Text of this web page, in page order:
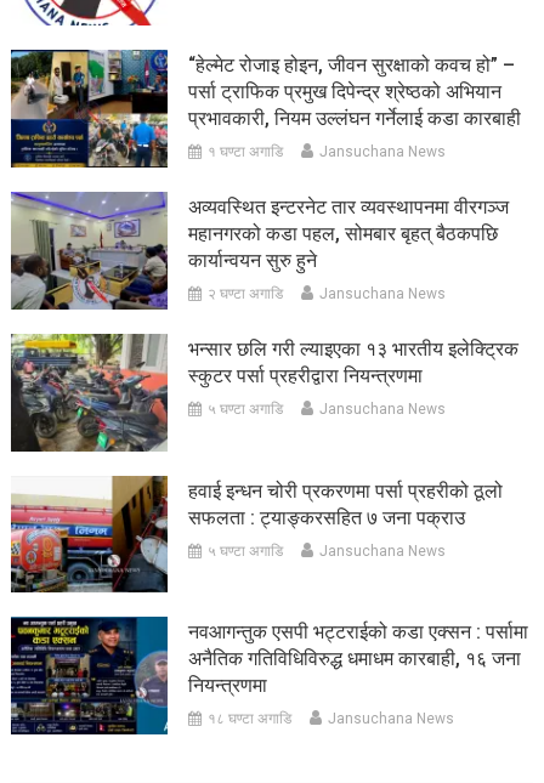
“हेल्मेट रोजाइ होइन, जीवन सुरक्षाको कवच हो” –
पर्सा ट्राफिक प्रमुख दिपेन्द्र श्रेष्ठको अभियान
प्रभावकारी, नियम उल्लंघन गर्नेलाई कडा कारबाही
१ घण्टा अगाडि Jansuchana News
अव्यवस्थित इन्टरनेट तार व्यवस्थापनमा वीरगञ्ज
महानगरको कडा पहल, सोमबार बृहत् बैठकपछि
कार्यान्वयन सुरु हुने
२ घण्टा अगाडि Jansuchana News
भन्सार छलि गरी ल्याइएका १३ भारतीय इलेक्ट्रिक
स्कुटर पर्सा प्रहरीद्वारा नियन्त्रणमा
५ घण्टा अगाडि Jansuchana News
हवाई इन्धन चोरी प्रकरणमा पर्सा प्रहरीको ठूलो
सफलता : ट्याङ्करसहित ७ जना पक्राउ
५ घण्टा अगाडि Jansuchana News
नवआगन्तुक एसपी भट्टराईको कडा एक्सन : पर्सामा
अनैतिक गतिविधिविरुद्ध धमाधम कारबाही, १६ जना
नियन्त्रणमा
१८ घण्टा अगाडि Jansuchana News